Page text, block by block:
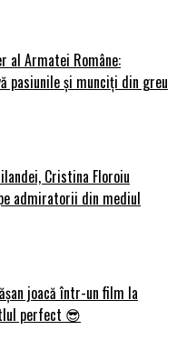
al Armatei Române:
pasiunile și munciți din greu
Cristina Floroiu
admiratorii din mediul
joacă într-un film la
perfect 😎